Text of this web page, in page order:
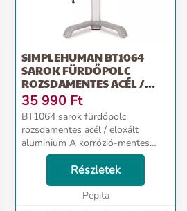
SIMPLEHUMAN BT1064
SAROK FÜRDŐPOLC
ROZSDAMENTES ACÉL /
ELOXÁLT AL...
35 990 Ft
BT1064 sarok fürdőpolc
rozsdamentes acél / eloxált
aluminium A korrózió-mentes
rozsdamentes acél zuhany sarok
polcunkkal maximalizálhatja a
helykihasználást a fürdőkád vagy
zuhanyzó sarkában. Az állít...
Részletek
Pepita